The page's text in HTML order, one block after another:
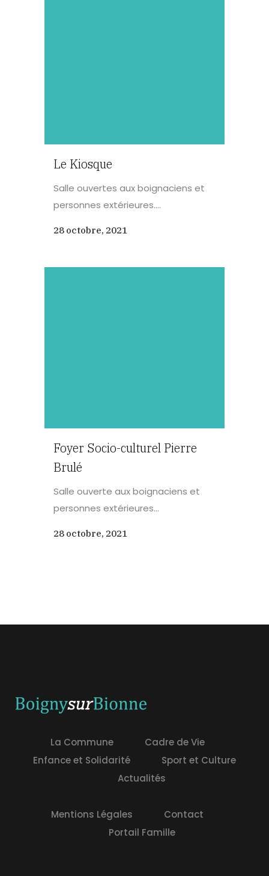
Le Kiosque
Salle ouvertes aux boignaciens et
personnes extérieures....
28 octobre, 2021
Foyer Socio-culturel Pierre
Brulé
Salle ouverte aux boignaciens et
personnes extérieures...
28 octobre, 2021
La Commune
Cadre de Vie
Enfance et Solidarité
Sport et Culture
Actualités
Mentions Légales
Contact
Portail Famille